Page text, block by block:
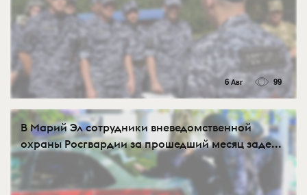
6 Авг 99
В Марий Эл сотрудники вневедомственной
охраны Росгвардии за прошедший месяц заде...